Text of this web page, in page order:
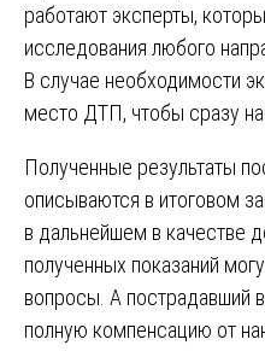
работают эксперты,
исследования любого
В случае необходимости
место ДТП, чтобы сразу
Полученные результаты
описываются в итоговом
в дальнейшем в качестве
полученных показаний
вопросы. А пострадавший
полную компенсацию от